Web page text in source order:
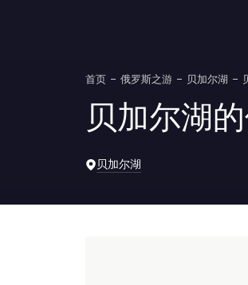
首页 俄罗斯之游 贝加尔湖
贝加尔湖
贝加尔湖